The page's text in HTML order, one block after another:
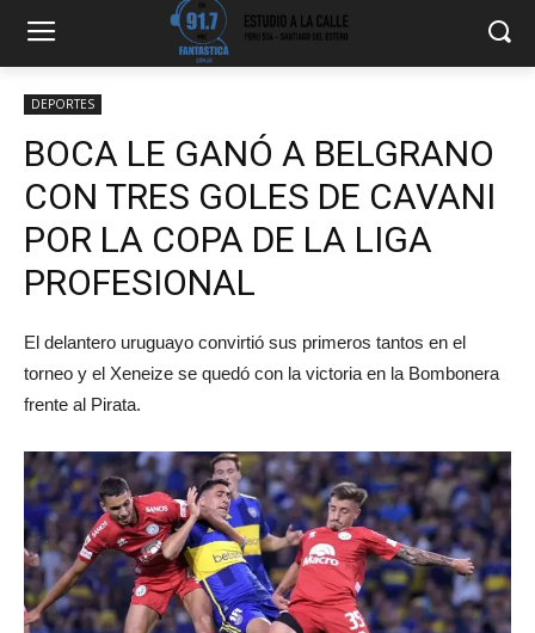
DEPORTES
BOCA LE GANÓ A BELGRANO
CON TRES GOLES DE CAVANI
POR LA COPA DE LA LIGA
PROFESIONAL
El delantero uruguayo convirtió sus primeros tantos en el
torneo y el Xeneize se quedó con la victoria en la Bombonera
frente al Pirata.